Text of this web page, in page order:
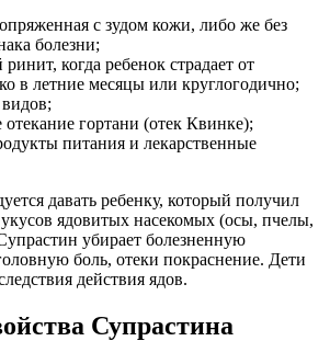
с зудом кожи, либо же без
болезни;
когда ребенок страдает от
в летние месяцы или круглогодично;
отекание гортани (отек Квинке);
питания и лекарственные
давать ребенку, который получил
ядовитых насекомых (осы, пчелы,
убирает болезненную
боль, отеки покраснение. Дети
действия ядов.
Супрастина